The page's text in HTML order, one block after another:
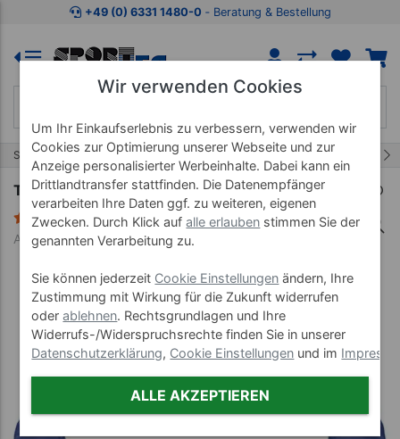
Zum Kaufbereich springen Zur Produktbeschreibung
+49 (0) 6331 1480-0 ‐ Beratung & Bestellung
Start Trampolin
Trimilin Trampolin Randbezug, ø 102 cm
19 Bewertungen
Art-Nr. 22915--01
Wir verwenden Cookies
Um Ihr Einkaufserlebnis zu verbessern, verwenden wir
Cookies zur Optimierung unserer Webseite und zur
Anzeige personalisierter Werbeinhalte. Dabei kann ein
Drittlandtransfer stattfinden. Die Datenempfänger
verarbeiten Ihre Daten ggf. zu weiteren, eigenen
Zwecken. Durch Klick aufalle erlauben stimmen Sie der
genannten Verarbeitung zu.
Sie können jederzeit Cookie Einstellungen ändern, Ihre
Zustimmung mit Wirkung für die Zukunft widerrufen
oderablehnen. Rechtsgrundlagen und Ihre
Widerrufs-/Widerspruchsrechte finden Sie in unserer
Datenschutzerklärung, Cookie Einstellungen und im
ALLE AKZEPTIEREN